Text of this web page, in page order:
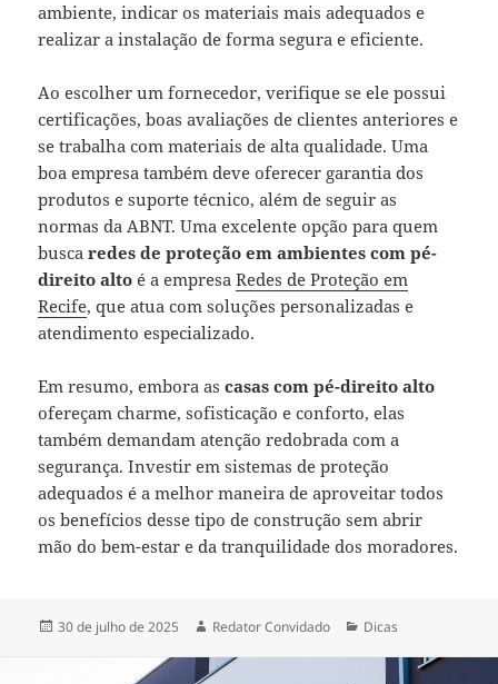
ambiente, indicar os materiais mais adequados e
realizar a instalação de forma segura e eficiente.
Ao escolher um fornecedor, verifique se ele possui
certificações, boas avaliações de clientes anteriores e
se trabalha com materiais de alta qualidade. Uma
boa empresa também deve oferecer garantia dos
produtos e suporte técnico, além de seguir as
normas da ABNT. Uma excelente opção para quem
buscaredes de proteção em ambientes com pé-
direito alto é a empresaRedes de Proteção em
Recife, que atua com soluções personalizadas e
atendimento especializado.
Em resumo, embora ascasas com pé-direito alto
ofereçam charme, sofisticação e conforto, elas
também demandam atenção redobrada com a
segurança. Investir em sistemas de proteção
adequados é a melhor maneira de aproveitar todos
os benefícios desse tipo de construção sem abrir
mão do bem-estar e da tranquilidade dos moradores.
Publicado
30 de julho de 2025 Autor
Redator Convidado Categorias
Dicas